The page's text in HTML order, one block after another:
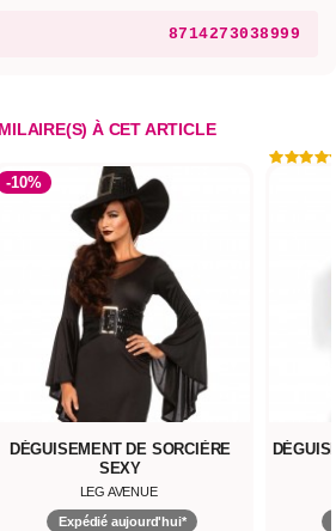
8714273038999
À CET ARTICLE
-10%
DÉGUISEMENT DE SORCIÈRE
SEXY
LEG AVENUE
Expédié aujourd'hui*